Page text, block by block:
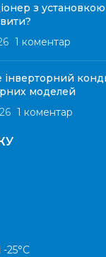
з
1 коментар
інверторний
моделей
1 коментар
25°С